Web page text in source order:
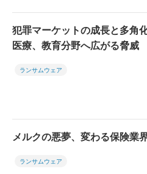
犯罪マーケットの成長と多角
医療、教育分野へ広がる脅威
ランサムウェア
メルクの悪夢、変わる保険業
ランサムウェア